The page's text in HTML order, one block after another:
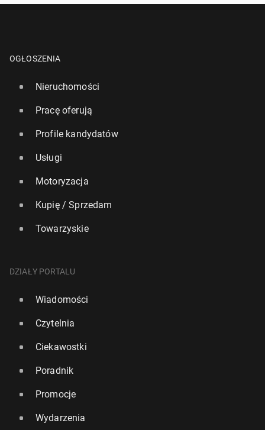
OGŁOSZENIA
Nieruchomości
Pracę oferują
Profile kandydatów
Usługi
Motoryzacja
Kupię / Sprzedam
Towarzyskie
DZIAŁY PORTALU
Wiadomości
Czytelnia
Ciekawostki
Poradnik
Promocje
Wydarzenia